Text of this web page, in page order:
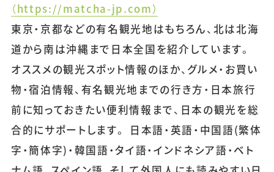
（https://matcha-jp.com）
東京・京都などの有名観光地はもちろん、北は北海
道から南は沖縄まで日本全国を紹介しています。
オススメの観光スポット情報のほか、グルメ・お買い
物・宿泊情報、有名観光地までの行き方・日本旅行
前に知っておきたい便利情報まで、日本の観光を総
合的にサポートします。 日本語・英語・中国語(繁体
字・簡体字)・韓国語・タイ語・インドネシア語・ベト